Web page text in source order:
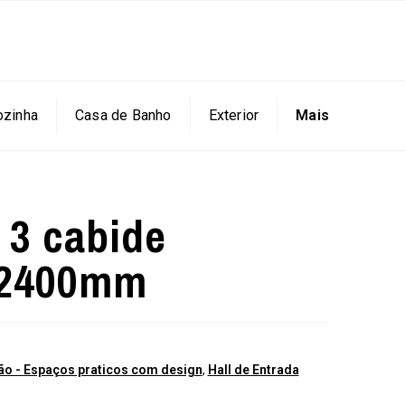
Casa de Banho Exterior Mais
cabide
- Espaços praticos com design, Hall de Entrada